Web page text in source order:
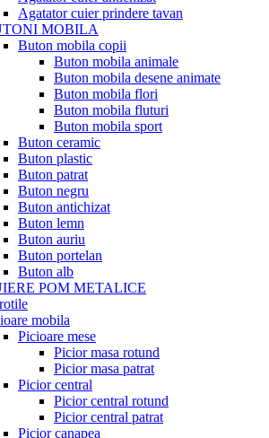
Agatator cuier prindere tavan
MOBILA
Buton mobila copii
Buton mobila animale
Buton mobila desene animate
Buton mobila flori
Buton mobila fluturi
Buton mobila sport
Buton ceramic
Buton plastic
Buton patrat
Buton negru
Buton antichizat
Buton lemn
Buton auriu
Buton portelan
Buton alb
POM METALICE
mobila
Picioare mese
Picior masa rotund
Picior masa patrat
Picior central
Picior central rotund
Picior central patrat
Picior canapea